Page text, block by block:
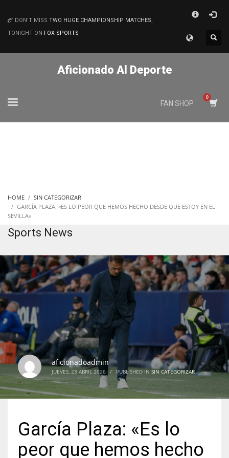
MATCHES
DON'T MISS TWO HUGE CHAMPIONSHIP MATCHES,
TONIGHT ON FOX SPORTS
Aficionado Al Deporte
FAN SHOP
HOME
SIN CATEGORIZAR
GARCÍA PLAZA: «ES LO PEOR QUE HEMOS HECHO DESDE QUE ESTOY EN EL
SEVILLA»
Sports News
aficionadoadmin
JUEVES, 23 ABRIL 2026 / PUBLISHED IN SIN CATEGORIZAR
García Plaza: «Es lo
peor que hemos hecho